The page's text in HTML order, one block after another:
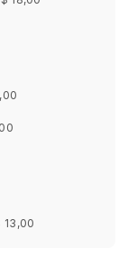
13,00